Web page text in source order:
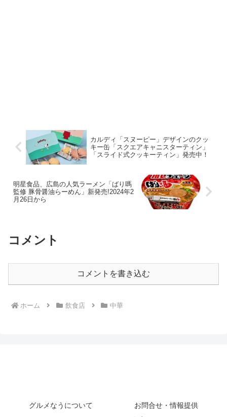
カルディ「スヌーピー」デザインのクッ
キー缶「スクエアキャニスターティン」
「スライド式クッキーティン」発売中！
明星食品、広島の人気ラーメン「ばり嗎
監修 豚骨醤油らーめん」新発売!2024年2
月26日から
コメント
コメントを書き込む
ホーム 飲食店 中華
グルメなうについて
お問合せ・情報提供